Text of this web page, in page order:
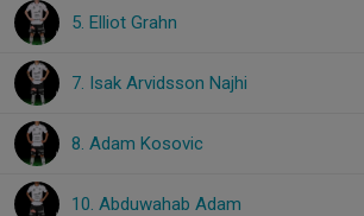
5. Elliot Grahn
7. Isak Arvidsson Najhi
8. Adam Kosovic
10. Abduwahab Adam